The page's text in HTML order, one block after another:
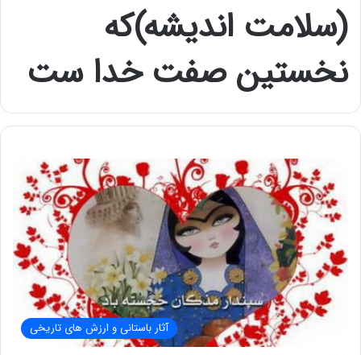
(سلامت اندیشه)که
نخستین صفت خدا ست
آثار باستانی و ارزش های تاریخی